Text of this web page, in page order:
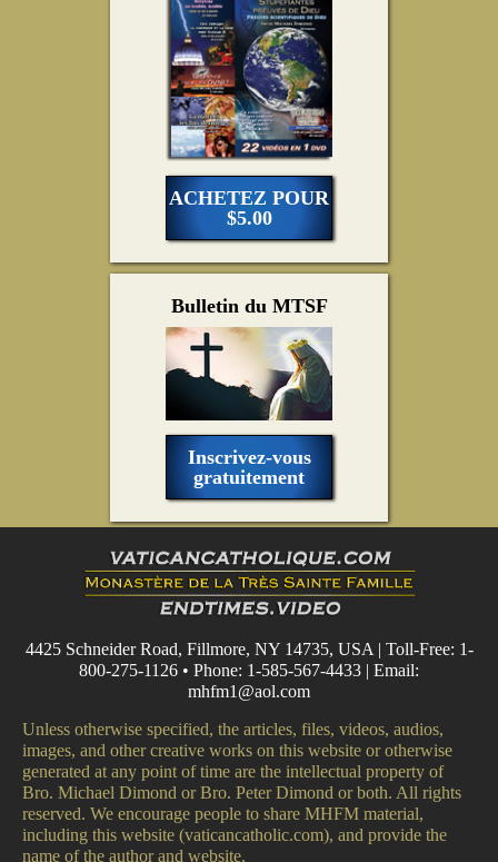
ACHETEZ POUR
$5.00
Bulletin du MTSF
Inscrivez-vous
gratuitement
4425 Schneider Road, Fillmore, NY 14735, USA | Toll-Free: 1-
800-275-1126 • Phone: 1-585-567-4433 | Email:
mhfm1@aol.com
Unless otherwise specified, the articles, files, videos, audios,
images, and other creative works on this website or otherwise
generated at any point of time are the intellectual property of
Bro. Michael Dimond or Bro. Peter Dimond or both. All rights
reserved. We encourage people to share MHFM material,
including this website (vaticancatholic.com), and provide the
name of the author and website.